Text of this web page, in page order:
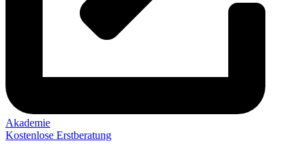
Akademie
Kostenlose Erstberatung